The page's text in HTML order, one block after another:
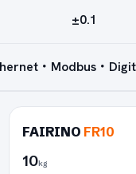
±0.1
・Modbus・
FAIRINO FR10
10kg